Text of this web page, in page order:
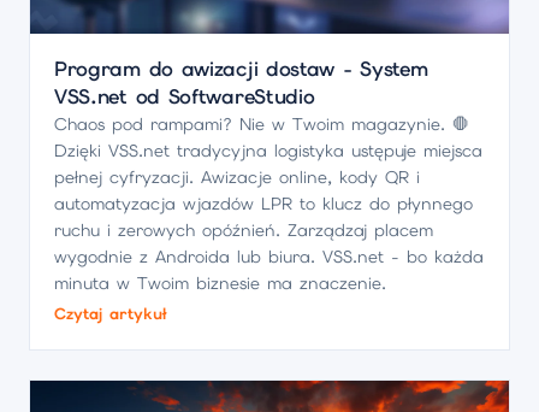
Program do awizacji dostaw - System
VSS.net od SoftwareStudio
Chaos pod rampami? Nie w Twoim magazynie. 🛑
Dzięki VSS.net tradycyjna logistyka ustępuje miejsca
pełnej cyfryzacji. Awizacje online, kody QR i
automatyzacja wjazdów LPR to klucz do płynnego
ruchu i zerowych opóźnień. Zarządzaj placem
wygodnie z Androida lub biura. VSS.net - bo każda
minuta w Twoim biznesie ma znaczenie.
Czytaj artykuł